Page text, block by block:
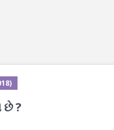
છે ?